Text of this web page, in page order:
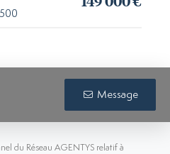
Message
du Réseau AGENTYS relatif à